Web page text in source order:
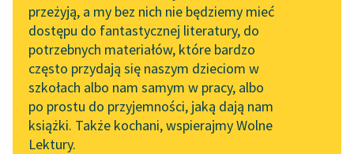
online z tłumaczkami
literatury skandynawskiej
Spotkanie z Katarzyną
Tunkiel w Oslo
102. lata temu zmarł
Joseph Conrad
API
OAI-PMH
Widget Wolnych Lektur
Przypisy
przeżyją, a my bez nich nie będziemy mieć
dostępu do fantastycznej literatury, do
potrzebnych materiałów, które bardzo
często przydają się naszym dzieciom w
szkołach albo nam samym w pracy, albo
po prostu do przyjemności, jaką dają nam
książki. Także kochani, wspierajmy Wolne
Lektury.
wróciwszy znalazła
znamienitego gościa:
był to ksiądz
podkanclerzy
Olszowski...